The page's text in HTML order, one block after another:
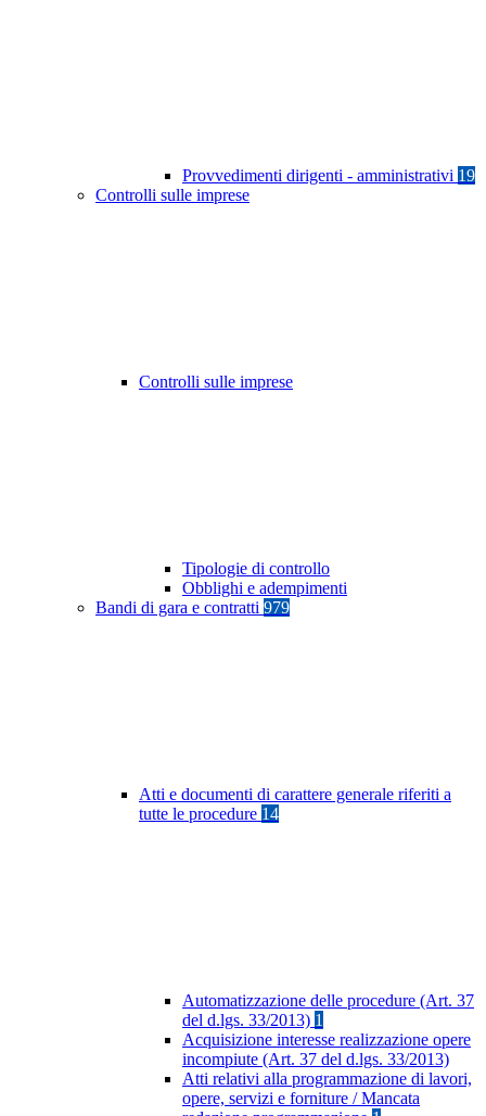
Provvedimenti dirigenti - amministrativi 19
Controlli sulle imprese
Controlli sulle imprese
Tipologie di controllo
Obblighi e adempimenti
Bandi di gara e contratti 979
Atti e documenti di carattere generale riferiti a
tutte le procedure 14
Automatizzazione delle procedure (Art. 37
del d.lgs. 33/2013) 1
Acquisizione interesse realizzazione opere
incompiute (Art. 37 del d.lgs. 33/2013)
Atti relativi alla programmazione di lavori,
opere, servizi e forniture / Mancata